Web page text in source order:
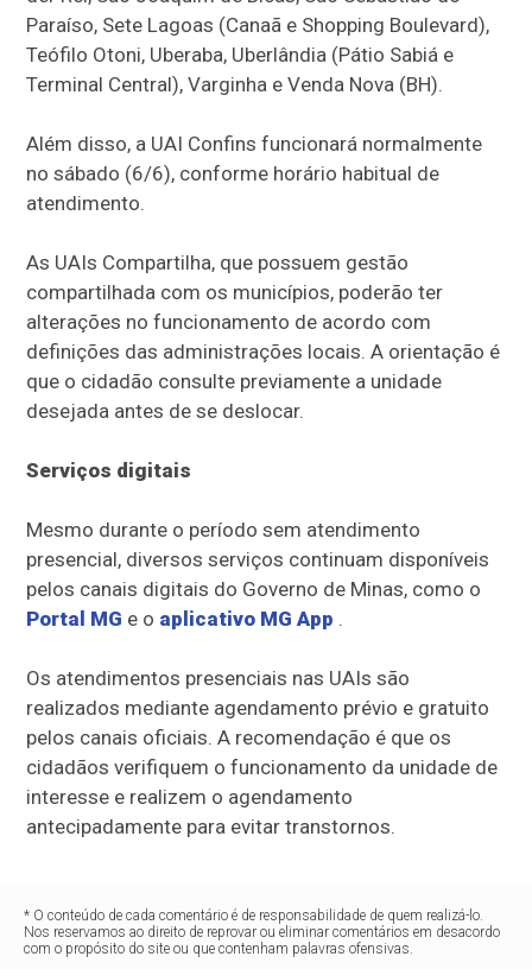
Paraíso, Sete Lagoas (Canaã e Shopping Boulevard),
Teófilo Otoni, Uberaba, Uberlândia (Pátio Sabiá e
Terminal Central), Varginha e Venda Nova (BH).
Além disso, a UAI Confins funcionará normalmente
no sábado (6/6), conforme horário habitual de
atendimento.
As UAIs Compartilha, que possuem gestão
compartilhada com os municípios, poderão ter
alterações no funcionamento de acordo com
definições das administrações locais. A orientação é
que o cidadão consulte previamente a unidade
desejada antes de se deslocar.
Serviços digitais
Mesmo durante o período sem atendimento
presencial, diversos serviços continuam disponíveis
pelos canais digitais do Governo de Minas, como o
Portal MG e o aplicativo MG App .
Os atendimentos presenciais nas UAIs são
realizados mediante agendamento prévio e gratuito
pelos canais oficiais. A recomendação é que os
cidadãos verifiquem o funcionamento da unidade de
interesse e realizem o agendamento
antecipadamente para evitar transtornos.
* O conteúdo de cada comentário é de responsabilidade de quem realizá-lo.
Nos reservamos ao direito de reprovar ou eliminar comentários em desacordo
com o propósito do site ou que contenham palavras ofensivas.